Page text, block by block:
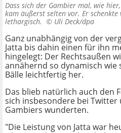
Dass sich der Gambier mal, wie
kam äußerst selten vor. Er
lethargisch. © Uli Deck/dpa
Ganz unabhängig von der
Jatta bis dahin einen für ihn
hingelegt: Der Rechtsaußen
annähernd so dynamisch wie
Bälle leichtfertig her.
Das blieb natürlich auch den
sich insbesondere bei
Gambiers wunderten.
"Die Leistung von Jatta war